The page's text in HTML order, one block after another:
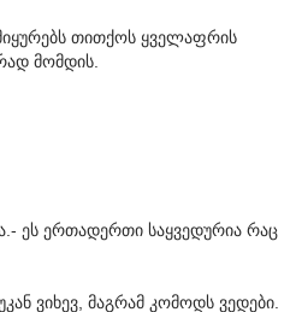
თითქოს ყველაფრის
მომდის.
ეს ერთადერთი საყვედურია რაც
ვიხევ, მაგრამ კომოდს ვედები.